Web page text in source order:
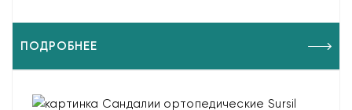
ПОДРОБНЕЕ